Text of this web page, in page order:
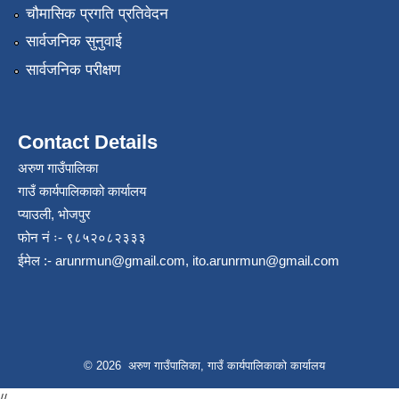
चौमासिक प्रगति प्रतिवेदन
सार्वजनिक सुनुवाई
सार्वजनिक परीक्षण
Contact Details
अरुण गाउँपालिका
गाउँ कार्यपालिकाको कार्यालय
प्याउली, भोजपुर
फोन नं ः- ९८५२०८२३३३
ईमेल :- arunrmun@gmail.com, ito.arunrmun@gmail.com
© 2026 अरुण गाउँपालिका, गाउँ कार्यपालिकाको कार्यालय